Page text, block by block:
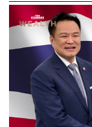
CPALL ยังได้ระบุ
ระบาดโรคโควิด-
การประมาณการผ
ประมาณการรายไ
ต้น และงบลงทุนส
พิสูจน์อักษร: ภาสิ